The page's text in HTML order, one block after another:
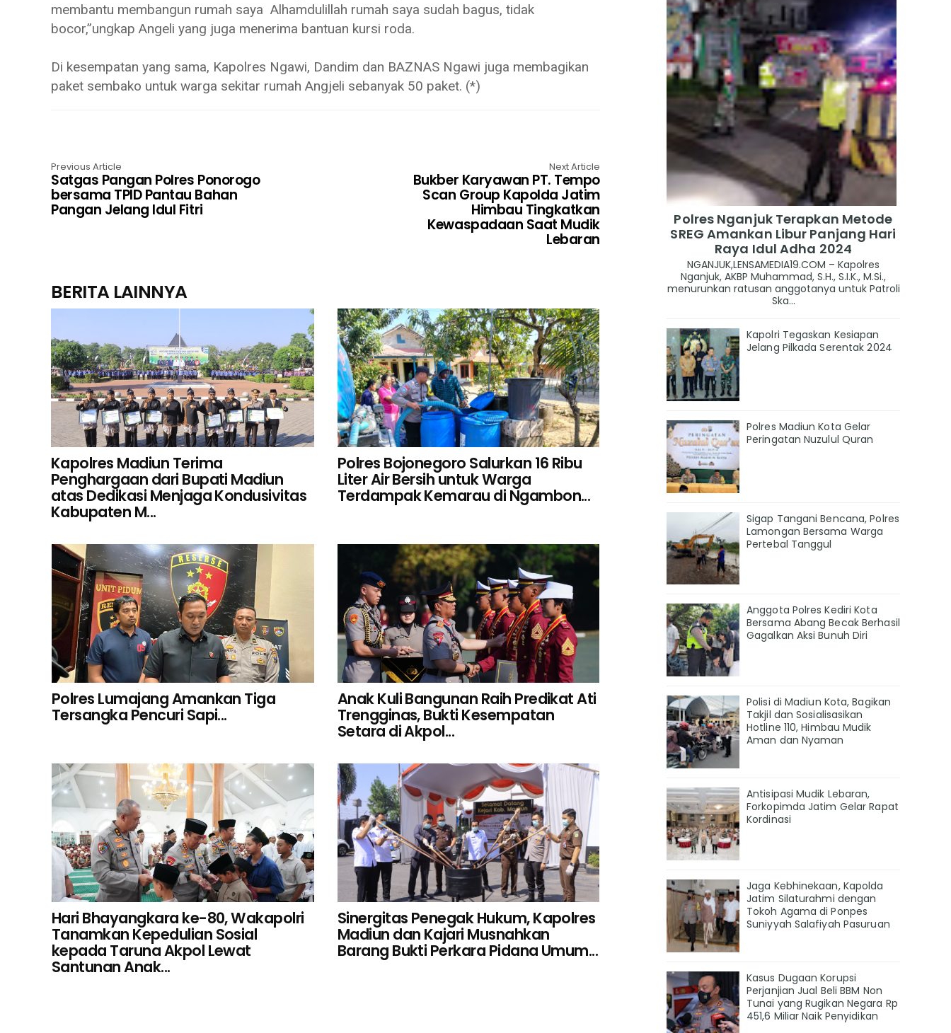
membantu membangun rumah saya Alhamdulillah rumah saya sudah bagus, tidak
bocor,”ungkap Angeli yang juga menerima bantuan kursi roda.
Di kesempatan yang sama, Kapolres Ngawi, Dandim dan BAZNAS Ngawi juga membagikan
paket sembako untuk warga sekitar rumah Angjeli sebanyak 50 paket. (*)
Previous Article
Satgas Pangan Polres Ponorogo
bersama TPID Pantau Bahan
Pangan Jelang Idul Fitri
Next Article
Bukber Karyawan PT. Tempo
Scan Group Kapolda Jatim
Himbau Tingkatkan
Kewaspadaan Saat Mudik
Lebaran
BERITA LAINNYA
Kapolres Madiun Terima
Penghargaan dari Bupati Madiun
atas Dedikasi Menjaga Kondusivitas
Kabupaten M...
Polres Bojonegoro Salurkan 16 Ribu
Liter Air Bersih untuk Warga
Terdampak Kemarau di Ngambon...
Polres Lumajang Amankan Tiga
Tersangka Pencuri Sapi...
Anak Kuli Bangunan Raih Predikat Ati
Trengginas, Bukti Kesempatan
Setara di Akpol...
Hari Bhayangkara ke-80, Wakapolri
Tanamkan Kepedulian Sosial
kepada Taruna Akpol Lewat
Santunan Anak...
Sinergitas Penegak Hukum, Kapolres
Madiun dan Kajari Musnahkan
Barang Bukti Perkara Pidana Umum...
Polres Nganjuk Terapkan Metode
SREG Amankan Libur Panjang Hari
Raya Idul Adha 2024
NGANJUK,LENSAMEDIA19.COM – Kapolres
Nganjuk, AKBP Muhammad, S.H., S.I.K., M.Si.,
menurunkan ratusan anggotanya untuk Patroli
Ska...
Kapolri Tegaskan Kesiapan
Jelang Pilkada Serentak 2024
Polres Madiun Kota Gelar
Peringatan Nuzulul Quran
Sigap Tangani Bencana, Polres
Lamongan Bersama Warga
Pertebal Tanggul
Anggota Polres Kediri Kota
Bersama Abang Becak Berhasil
Gagalkan Aksi Bunuh Diri
Polisi di Madiun Kota, Bagikan
Takjil dan Sosialisasikan
Hotline 110, Himbau Mudik
Aman dan Nyaman
Antisipasi Mudik Lebaran,
Forkopimda Jatim Gelar Rapat
Kordinasi
Jaga Kebhinekaan, Kapolda
Jatim Silaturahmi dengan
Tokoh Agama di Ponpes
Suniyyah Salafiyah Pasuruan
Kasus Dugaan Korupsi
Perjanjian Jual Beli BBM Non
Tunai yang Rugikan Negara Rp
451,6 Miliar Naik Penyidikan